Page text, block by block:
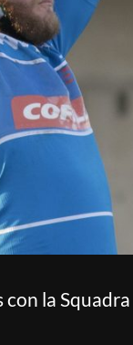
la